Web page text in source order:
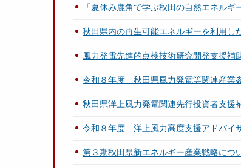
「夏休み鹿角で学ぶ秋田の自然エネル
秋田県内の再生可能エネルギーを利用し
風力発電先進的点検技術研究開発支援
令和８年度 秋田県風力発電等関連産業
秋田県洋上風力発電関連先行投資者支
令和８年度 洋上風力高度支援アドバイ
第３期秋田県新エネルギー産業戦略につ